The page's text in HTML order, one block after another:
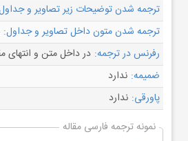
ترجمه شدن توضیحات زیر تصاویر و
ترجمه شدن متون داخل تصاویر و جداول:
رفرنس در ترجمه: در داخل متن و
ضمیمه: ندارد
پاورقی: ندارد
نمونه ترجمه فارسی مقاله